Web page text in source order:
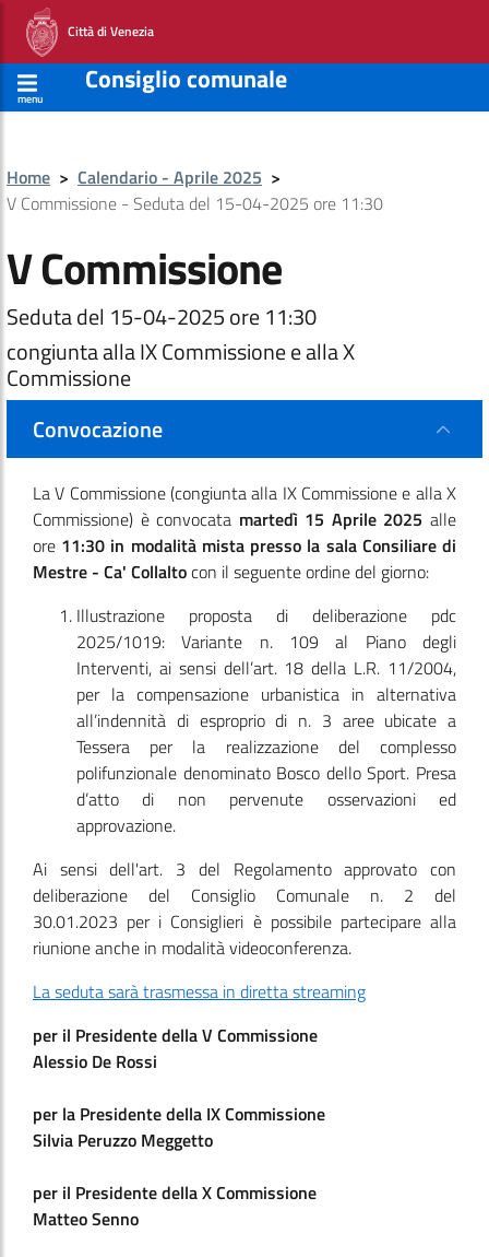
Città di Venezia
menu
Consiglio comunale
Home > Calendario - Aprile 2025 >
V Commissione - Seduta del 15-04-2025 ore 11:30
V Commissione
Seduta del 15-04-2025 ore 11:30
congiunta alla IX Commissione e alla X
Commissione
Convocazione
La V Commissione(congiunta alla IX Commissione e alla X
Commissione) è convocata martedì 15 Aprile 2025 alle
ore 11:30 in modalità mista presso la sala Consiliare di
Mestre - Ca' Collaltocon il seguente ordine del giorno:
Illustrazione proposta di deliberazione pdc
2025/1019: Variante n. 109 al Piano degli
Interventi, ai sensi dell’art. 18 della L.R. 11/2004,
per la compensazione urbanistica in alternativa
all’indennità di esproprio di n. 3 aree ubicate a
Tessera per la realizzazione del complesso
polifunzionale denominato Bosco dello Sport. Presa
d’atto di non pervenute osservazioni ed
approvazione.
Ai sensi dell'art. 3 del Regolamento approvato con
deliberazione del Consiglio Comunale n. 2 del
30.01.2023 per i Consiglieri è possibile partecipare alla
riunione anche in modalità videoconferenza.
La seduta sarà trasmessa in diretta streaming
per il Presidente della V Commissione
Alessio De Rossi
per la Presidente della IX Commissione
Silvia Peruzzo Meggetto
per il Presidente della X Commissione
Matteo Senno